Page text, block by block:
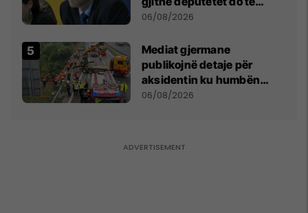
bëjnë shkelje të rëndë
06/08/2026
Mediat gjermane
publikojnë detaje për
aksidentin ku humbën
jetën tre mërgimtarë nga
06/08/2026